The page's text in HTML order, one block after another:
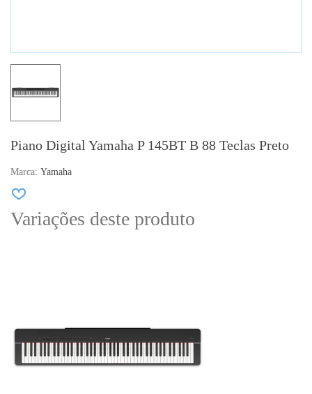
Piano Digital Yamaha P 145BT B 88 Teclas Preto
Marca: Yamaha
Variações deste produto